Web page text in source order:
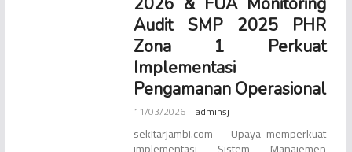
Audit SMP 2025 PHR
Zona 1 Perkuat
Implementasi
Pengamanan Operasional
11/03/2026 adminsj
sekitarjambi.com – Upaya memperkuat